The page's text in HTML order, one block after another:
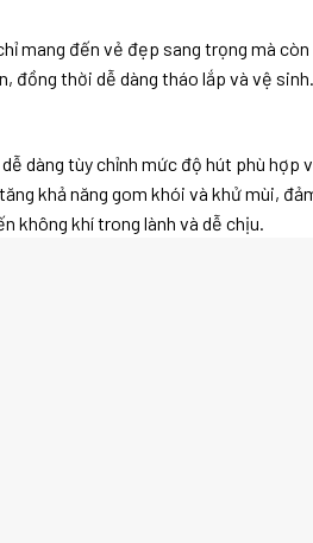
mang đến vẻ đẹp sang trọng mà
đồng thời dễ dàng tháo lắp và vệ sinh.
dàng tùy chỉnh mức độ hút phù hợp
khả năng gom khói và khử mùi,
không khí trong lành và dễ chịu.